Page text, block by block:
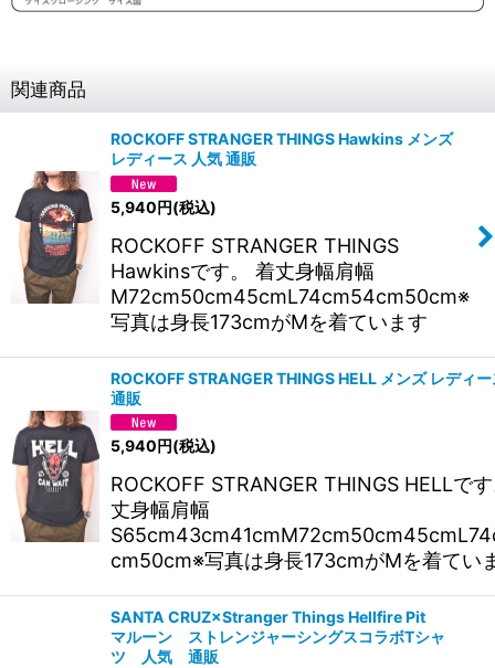
関連商品
ROCKOFF STRANGER THINGS Hawkins メンズ
レディース 人気 通販
5,940円(税込)
ROCKOFF STRANGER THINGS
Hawkinsです。 着丈身幅肩幅
M72cm50cm45cmL74cm54cm50cm※
写真は身長173cmがMを着ています
ROCKOFF STRANGER THINGS HELL メンズ レディ
通販
5,940円(税込)
ROCKOFF STRANGER THINGS HELLで
丈身幅肩幅
cm50cm※写真は身長173cmがMを着てい
SANTA CRUZ×Stranger Things Hellfire Pit
マルーン ストレンジャーシングスコラボTシャ
ツ 人気 通販